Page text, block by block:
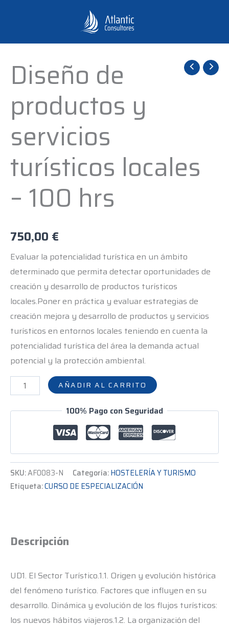
Diseño de
productos y
servicios
turísticos locales
– 100 hrs
750,00 €
Evaluar la potencialidad turística en un ámbito
determinado que permita detectar oportunidades de
creación y desarrollo de productos turísticos
locales.Poner en práctica y evaluar estrategias de
creación mejora y desarrollo de productos y servicios
turísticos en entornos locales teniendo en cuenta la
potencialidad turística del área la demanda actual
potencial y la protección ambiental.
Diseño
de
y
turísticos
hrs
AÑADIR AL CARRITO
100% Pago con Seguridad
SKU:AF0083-N Categoría:HOSTELERÍA Y TURISMO
Etiqueta:CURSO DE ESPECIALIZACIÓN
Descripción
UD1. El Sector Turístico.1.1. Origen y evolución histórica
del fenómeno turístico. Factores que influyen en su
desarrollo. Dinámica y evolución de los flujos turísticos:
los nuevos hábitos viajeros.1.2. La organización del